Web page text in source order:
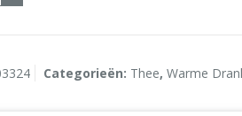
Categorieën: Thee,Warme